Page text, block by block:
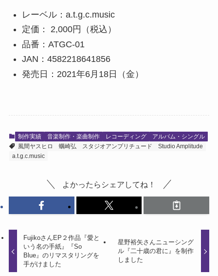
レーベル：a.t.g.c.music
定価： 2,000円（税込）
品番：ATGC-01
JAN：4582218641856
発売日：2021年6月18日（金）
制作実績 音楽制作・楽曲制作 レコーディング
アルバム・シングル
風間ヤスヒロ
蠣崎弘 スタジオアンプリチュード
Studio Amplitude
a.t.g.c.music
よかったらシェアしてね！
FujikoさんEP２作品『愛と
いう名の手紙』『So
Blue』のリマスタリングを
手がけました
星野裕矢さんニューシング
ル『二十歳の君に』を制作
しました